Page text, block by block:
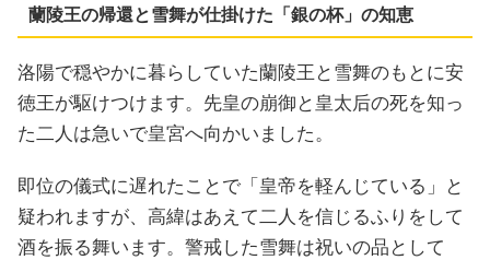
蘭陵王の帰還と雪舞が仕掛けた「銀の杯」の知恵
洛陽で穏やかに暮らしていた蘭陵王と雪舞のもとに安
徳王が駆けつけます。先皇の崩御と皇太后の死を知っ
た二人は急いで皇宮へ向かいました。
即位の儀式に遅れたことで「皇帝を軽んじている」と
疑われますが、高緯はあえて二人を信じるふりをして
酒を振る舞います。警戒した雪舞は祝いの品として